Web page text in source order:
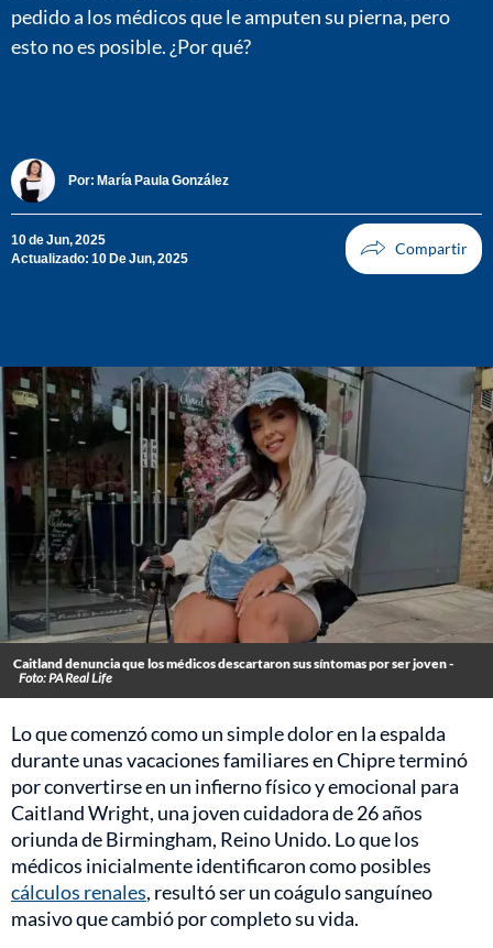
pedido a los médicos que le amputen su pierna, pero
esto no es posible. ¿Por qué?
Por: María Paula González
10 de Jun, 2025
Actualizado: 10 De Jun, 2025
Caitland denuncia que los médicos descartaron sus síntomas por ser joven -
Foto: PA Real Life
Lo que comenzó como un simple dolor en la espalda
durante unas vacaciones familiares en Chipre terminó
por convertirse en un infierno físico y emocional para
Caitland Wright, una joven cuidadora de 26 años
oriunda de Birmingham, Reino Unido. Lo que los
médicos inicialmente identificaron como posibles
cálculos renales, resultó ser un coágulo sanguíneo
masivo que cambió por completo su vida.